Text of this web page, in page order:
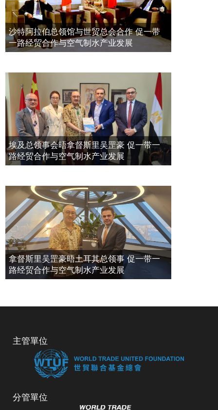
拿督斯里吴罡豪晤土耳其总领事 促一
带一路经贸合作与空气制水产业发展
2023年11月23日
2021年12月10日
空氣制水發明人吳達鎔出席聯合國環
境科政商管治聯盟會議
沙特阿拉伯总领馆与世贸总会合作 促一带
一路经贸合作与空气制水产业发展
埃及总领事会晤拿督斯里吴罡豪 促一带一
路经贸合作与空气制水产业发展
拿督斯里吴罡豪晤土耳其总领事 促一带一
路经贸合作与空气制水产业发展
主管單位
分管單位